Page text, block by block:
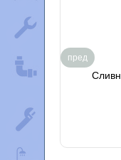
пред